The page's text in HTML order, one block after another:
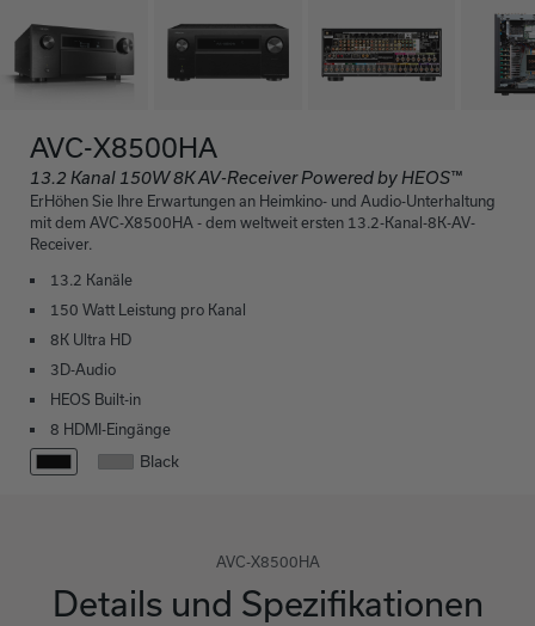
AVC-X8500HA
13.2 Kanal 150W 8K AV-Receiver Powered by HEOS™
ErHöhen Sie Ihre Erwartungen an Heimkino- und Audio-Unterhaltung
mit dem AVC-X8500HA - dem weltweit ersten 13.2-Kanal-8K-AV-
Receiver.
13.2 Kanäle
150 Watt Leistung pro Kanal
8K Ultra HD
3D-Audio
HEOS Built-in
8 HDMI-Eingänge
Black
AVC-X8500HA
Details und Spezifikationen